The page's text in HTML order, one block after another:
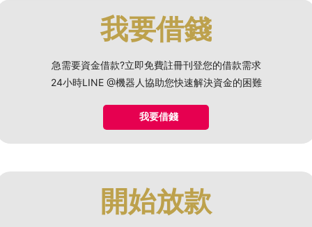
我要借錢
急需要資金借款?立即免費註冊刊登您的借款需求
24小時LINE @機器人協助您快速解決資金的困難
我要借錢
開始放款